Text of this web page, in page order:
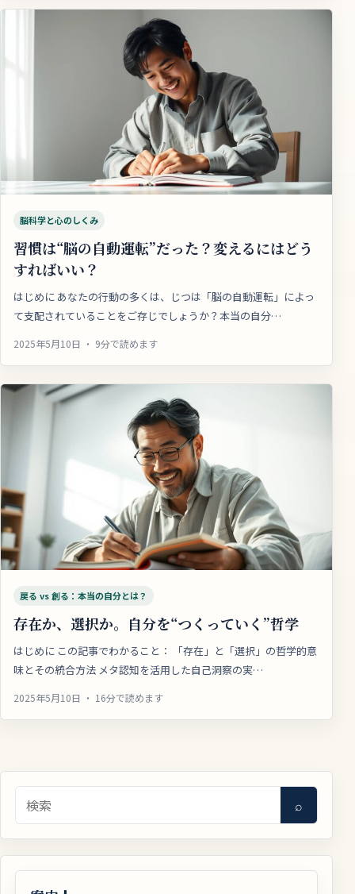
脳科学と心のしくみ
習慣は“脳の自動運転”だった？変えるにはどう
すればいい？
はじめに あなたの行動の多くは、じつは「脳の自動運転」によっ
て支配されていることをご存じでしょうか？本当の自分…
2025年5月10日 ・ 9分で読めます
戻る vs 創る：本当の自分とは？
存在か、選択か。自分を“つくっていく”哲学
はじめに この記事でわかること： 「存在」と「選択」の哲学的意
味とその統合方法 メタ認知を活用した自己洞察の実…
2025年5月10日 ・ 16分で読めます
検索 ⌕